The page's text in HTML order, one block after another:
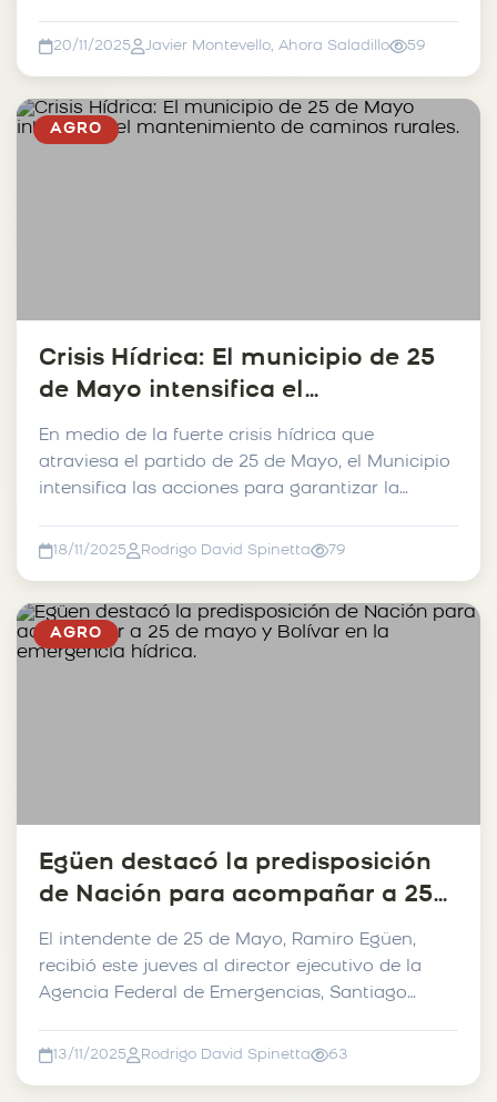
20/11/2025 Javier Montevello, Ahora Saladillo 59
AGRO
Crisis Hídrica: El municipio de 25
de Mayo intensifica el
mantenimiento de caminos
rurales.
En medio de la fuerte crisis hídrica que
atraviesa el partido de 25 de Mayo, el Municipio
intensifica las acciones para garantizar la
18/11/2025 Rodrigo David Spinetta 79
AGRO
Egüen destacó la predisposición
de Nación para acompañar a 25
de mayo y Bolívar en la
emergencia hídrica.
El intendente de 25 de Mayo, Ramiro Egüen,
recibió este jueves al director ejecutivo de la
Agencia Federal de Emergencias, Santiago
13/11/2025 Rodrigo David Spinetta 63